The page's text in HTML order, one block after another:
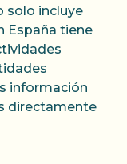
solo incluye
España tiene
información
directamente